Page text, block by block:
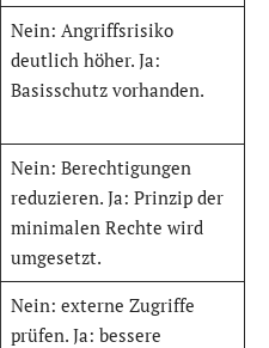
Nein: Angriffsrisiko
deutlich höher. Ja:
Basisschutz vorhanden.
Nein: Berechtigungen
reduzieren. Ja: Prinzip der
minimalen Rechte wird
umgesetzt.
Nein: externe Zugriffe
prüfen. Ja: bessere